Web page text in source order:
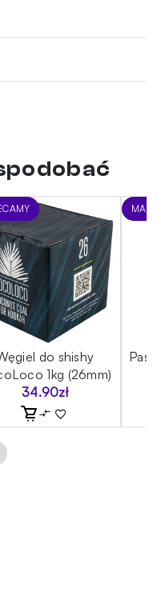
do shishy
1kg (26mm)
34.90zł